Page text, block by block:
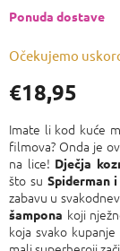
€18,95
cijenu:
Očekujemo
Ponuda dostave
Imate li kod kuće
filmova? Onda je
na lice! Dječja
što su Spiderman
zabavu u
šampona koji
koja svako